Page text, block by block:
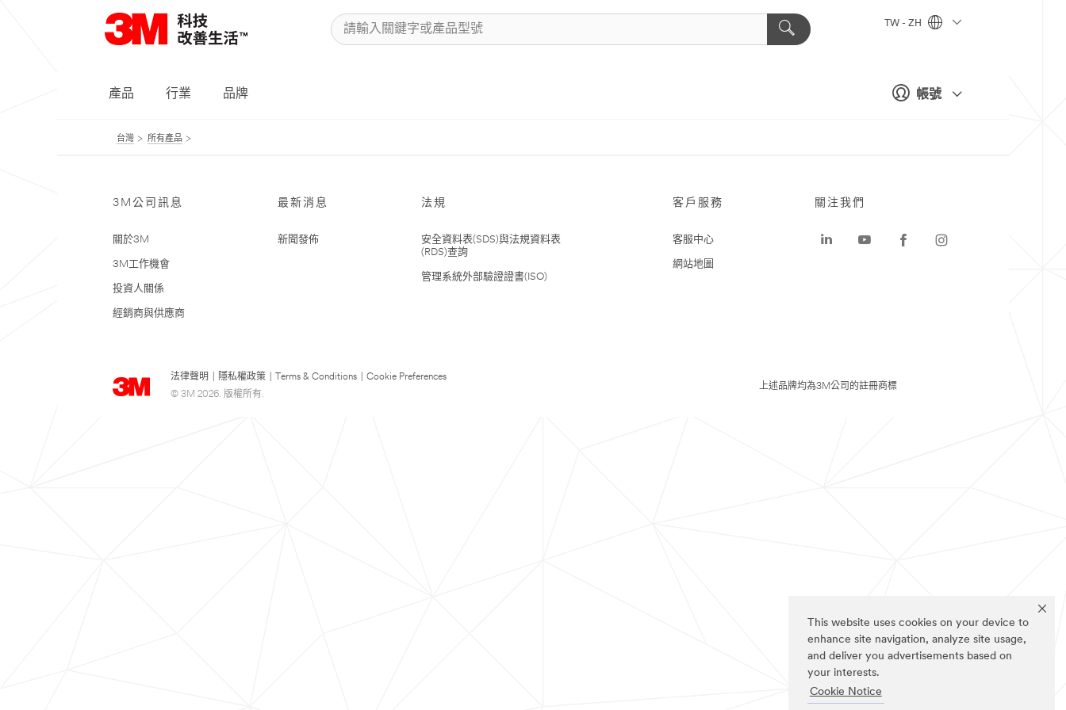
This website uses cookies on your device to
enhance site navigation, analyze site usage,
and deliver you advertisements based on
your interests.
Cookie Notice
帳號
TW - ZH
產品 行業 品牌
台灣 所有產品
3M公司訊息
關於3M
3M工作機會
投資人關係
經銷商與供應商
最新消息
新聞發佈
法規
安全資料表(SDS)與法規資料表
(RDS)查詢
管理系統外部驗證證書(ISO)
客戶服務
客服中心
網站地圖
法律聲明 隱私權政策 Terms & Conditions
Cookie Preferences
© 3M 2026. 版權所有.
關注我們
上述品牌均為3M公司的註冊商標